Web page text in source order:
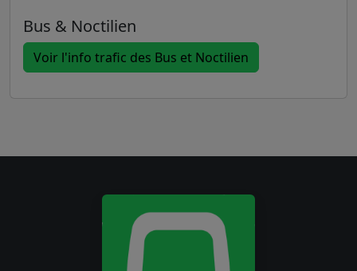
Bus & Noctilien
Voir l'info trafic des Bus et Noctilien